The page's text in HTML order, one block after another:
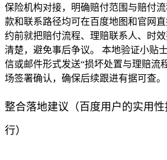
保险机构对接，明确赔付范围与赔付
款和联系路径均可在百度地图和官网
约前就把赔付流程、理赔联系人、时
清楚，避免事后争议。 本地验证小贴
信或邮件形式发送“损坏处置与理赔流
场签署确认，确保后续跟进有据可查。
整合落地建议（百度用户的实用
行）